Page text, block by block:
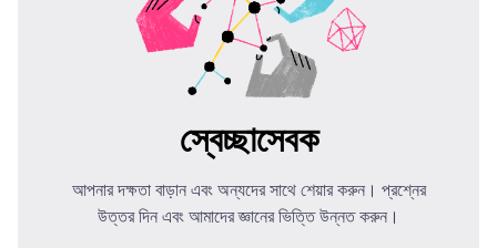
স্বেচ্ছাসেবক
আপনার দক্ষতা বাড়ান এবং অন্যদের সাথে শেয়ার করুন। প্রশ্নের
উত্তর দিন এবং আমাদের জ্ঞানের ভিত্তি উন্নত করুন।